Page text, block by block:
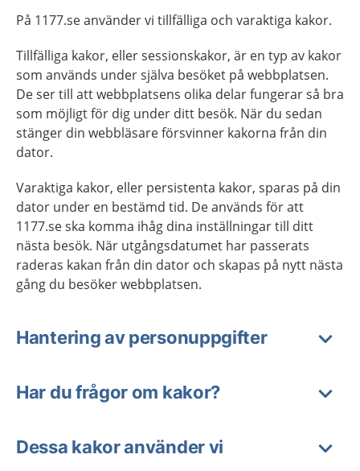
På 1177.se använder vi tillfälliga och varaktiga kakor.
Tillfälliga kakor, eller sessionskakor, är en typ av kakor
som används under själva besöket på webbplatsen.
De ser till att webbplatsens olika delar fungerar så bra
som möjligt för dig under ditt besök. När du sedan
stänger din webbläsare försvinner kakorna från din
dator.
Varaktiga kakor, eller persistenta kakor, sparas på din
dator under en bestämd tid. De används för att
1177.se ska komma ihåg dina inställningar till ditt
nästa besök. När utgångsdatumet har passerats
raderas kakan från din dator och skapas på nytt nästa
gång du besöker webbplatsen.
Hantering av personuppgifter
Har du frågor om kakor?
Dessa kakor använder vi